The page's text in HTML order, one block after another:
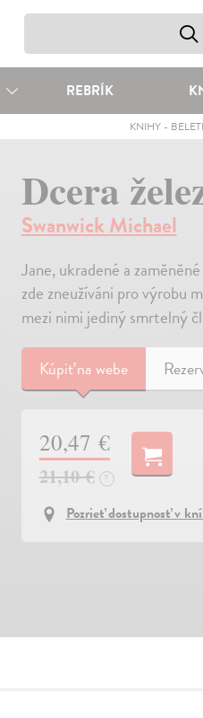
REBRÍK
KNIHY -
Dcera
Swanwick Michael
Jane, ukradené a
zde zneužíváni pro výrobu
mezi nimi jediný smrtelný
Kúpiťna webe
20,47 €
21,10 € ?
Pozrieť dostupnosť v